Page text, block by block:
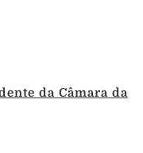
da Câmara da